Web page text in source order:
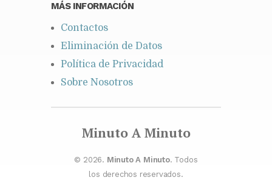
MÁS INFORMACIÓN
Contactos
Eliminación de Datos
Política de Privacidad
Sobre Nosotros
Minuto A Minuto
© 2026. Minuto A Minuto. Todos
los derechos reservados.